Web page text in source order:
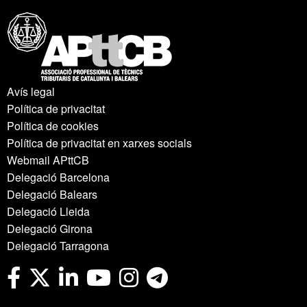
Avís legal
Política de privacitat
Política de cookies
Política de privacitat en xarxes socials
Webmail APttCB
Delegació Barcelona
Delegació Balears
Delegació Lleida
Delegació Girona
Delegació Tarragona